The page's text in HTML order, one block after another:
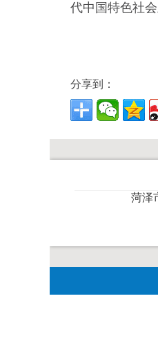
代中国特色社
分享到：
菏泽